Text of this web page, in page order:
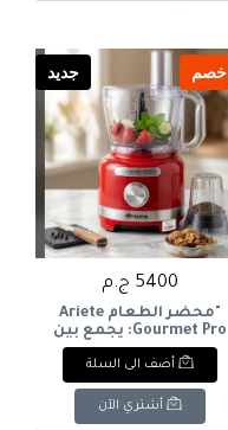
professionalism. It's
your ideal kitchen hel
خصم جديد
5400 ج.م
"محضر الطعام Ariete
Gourmet Pro: يجمع بين
التصميم الإيطالي
العصري والأداء القوي
ليمنحك تجربة تحضير
مثالية في مطبخك، بدءاً
من التقطيع الدقيق
أضف الى السلة
أشتري الآن